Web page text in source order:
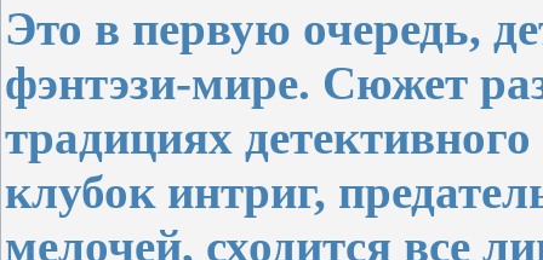
Это в первую очередь,
фэнтэзи-мире. Сюжет
традициях
клубок интриг,
мелочей, сходится все